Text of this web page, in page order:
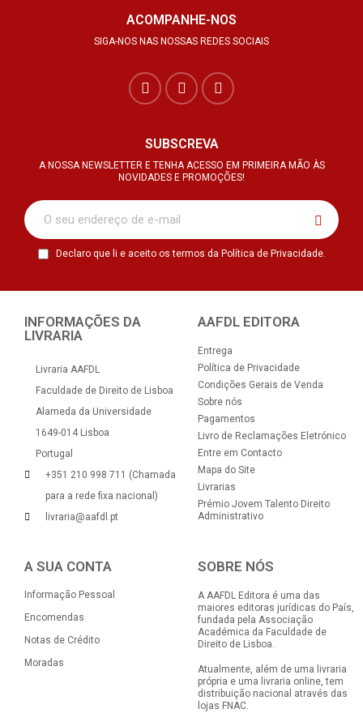
ACOMPANHE-NOS
SIGA-NOS NAS NOSSAS REDES SOCIAIS
SUBSCREVA
A NOSSA NEWSLETTER E TENHA ACESSO EM PRIMEIRA MÃO ÀS
NOVIDADES E PROMOÇÕES!
Declaro que li e aceito os termos da Política de Privacidade.
INFORMAÇÕES DA
LIVRARIA
Livraria AAFDL
Faculdade de Direito de Lisboa
Alameda da Universidade
1649-014 Lisboa
Portugal
+351 210 998 711 (Chamada
para a rede fixa nacional)
livraria@aafdl.pt
AAFDL EDITORA
Entrega
Política de Privacidade
Condições Gerais de Venda
Sobre nós
Pagamentos
Livro de Reclamações Eletrónico
Entre em Contacto
Mapa do Site
Livrarias
Prémio Jovem Talento Direito
Administrativo
A SUA CONTA
Informação Pessoal
Encomendas
Notas de Crédito
Moradas
SOBRE NÓS
A AAFDL Editora é uma das
maiores editoras jurídicas do País,
fundada pela Associação
Académica da Faculdade de
Direito de Lisboa.
Atualmente, além de uma livraria
própria e uma livraria online, tem
distribuição nacional através das
lojas FNAC.